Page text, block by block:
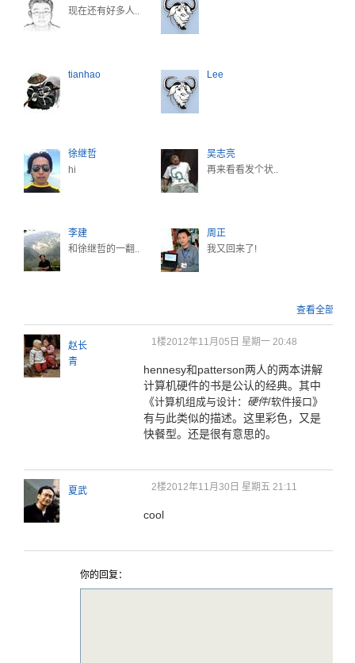
现在还有好多人..
tianhao Lee
徐继哲
hi
吴志亮
再来看看发个状..
李建
和徐继哲的一翻..
周正
我又回来了!
查看全部
赵长
青
1楼2012年11月05日 星期一 20:48
hennesy和patterson两人的两本讲解
计算机硬件的书是公认的经典。其中
《计算机组成与设计： 硬件/软件接口》
有与此类似的描述。这里彩色，又是
快餐型。还是很有意思的。
夏武 2楼2012年11月30日 星期五 21:11
cool
你的回复：